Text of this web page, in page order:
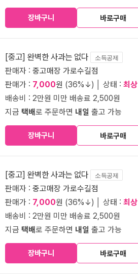
장바구니 바로구매
[중고] 완벽한 사과는 없다 소득공제
판매자 : 중고매장 가로수길점
판매가 : 7,000원 (36%↓) │ 상태 : 최상
배송비 : 2만원 미만 배송료 2,500원
지금 택배로 주문하면 내일 출고 가능
장바구니 바로구매
[중고] 완벽한 사과는 없다 소득공제
판매자 : 중고매장 가로수길점
판매가 : 7,000원 (36%↓) │ 상태 : 최상
배송비 : 2만원 미만 배송료 2,500원
지금 택배로 주문하면 내일 출고 가능
장바구니 바로구매